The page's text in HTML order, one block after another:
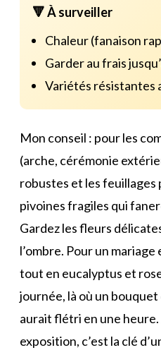
🔻 À surveiller
Chaleur (fanaison
Garder au frais
Variétés résistantes
Mon conseil : pour les
(arche, cérémonie
robustes et les feuillages
pivoines fragiles qui
Gardez les fleurs
l’ombre. Pour un mariage
tout en eucalyptus et
journée, là où un bouquet
aurait flétri en une
exposition, c’est la clé